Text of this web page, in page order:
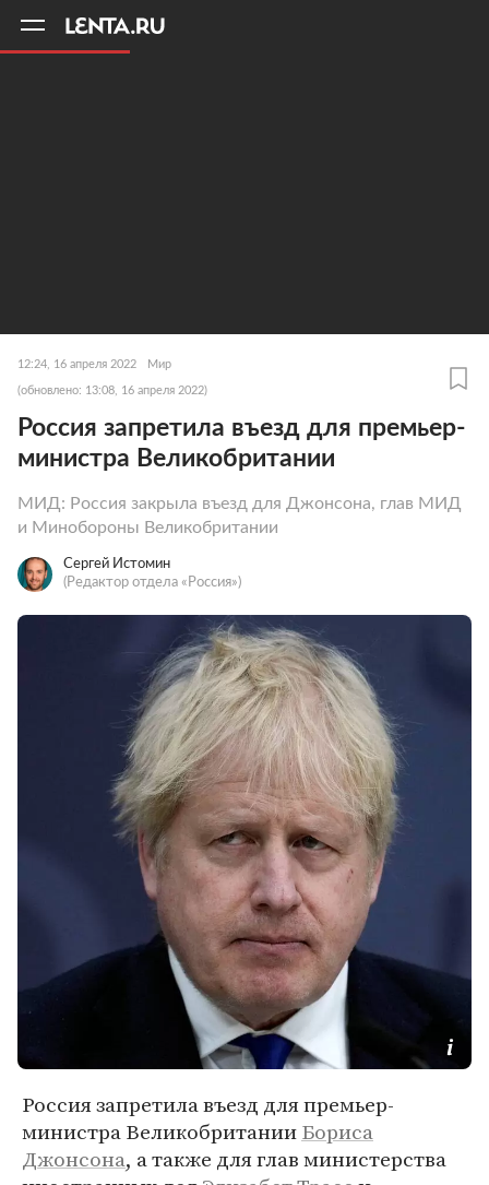
12:24, 16 апреля 2022 Мир
(обновлено: 13:08, 16 апреля 2022)
Россия запретила въезд для премьер-
министра Великобритании
МИД: Россия закрыла въезд для Джонсона, глав МИД
и Минобороны Великобритании
Сергей Истомин
(Редактор отдела «Россия»)
Россия запретила въезд для премьер-
министра ВеликобританииБориса
Джонсона, а также для глав министерства